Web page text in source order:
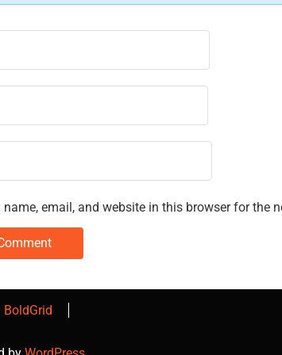
name, email, and website in this browser for the
BoldGrid